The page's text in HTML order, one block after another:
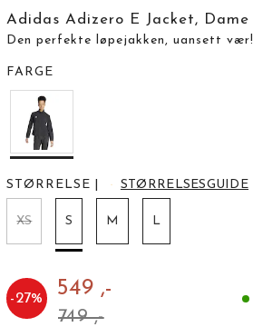
Adidas Adizero E Jacket, Dame
Den perfekte løpejakken, uansett vær!
FARGE
STØRRELSE STØRRELSESGUIDE
XS S M L
-27% 549 ,-
749 ,-